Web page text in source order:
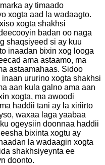
ay timaado
xogta aad la wadaagto.
xogta shakhsi
badan oo naga
shaqsiyeed si ay kuu
inaadan bixin xog looga
ama astaamo, ma
astaamahaas. Sidoo
ururino xogta shakhsi
aan kula galno ama aan
xogta, ma awoodi
haddii tani ay la xiriirto
waxaa laga yaabaa
ogeysiin doonnaa haddii
bixinta xogtu ay
la wadaagin xogta
shakhsiyeynta ee
doonto.